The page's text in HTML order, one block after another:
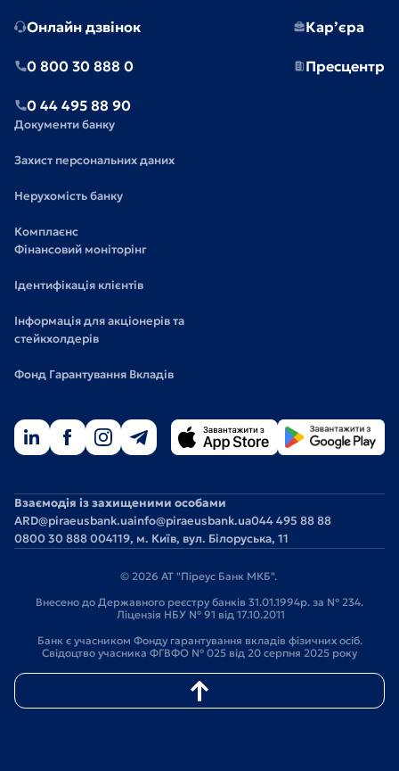
Онлайн дзвінок
0 800 30 888 0
0 44 495 88 90
Кар’єра
Пресцентр
Документи банку
Захист персональних даних
Нерухомість банку
Комплаєнс
Фінансовий моніторінг
Ідентифікація клієнтів
Інформація для акціонерів та
стейкхолдерів
Фонд Гарантування Вкладів
Взаємодія із захищеними особами
ARD@piraeusbank.uainfo@piraeusbank.ua044 495 88 88
0800 30 888 004119, м. Київ, вул. Білоруська, 11
© 2026 АТ "Піреус Банк МКБ".
Внесено до Державного реєстру банків 31.01.1994р. за № 234.
Ліцензія НБУ № 91 від 17.10.2011
Банк є учасником Фонду гарантування вкладів фізичних осіб.
Свідоцтво учасника ФГВФО № 025 від 20 серпня 2025 року